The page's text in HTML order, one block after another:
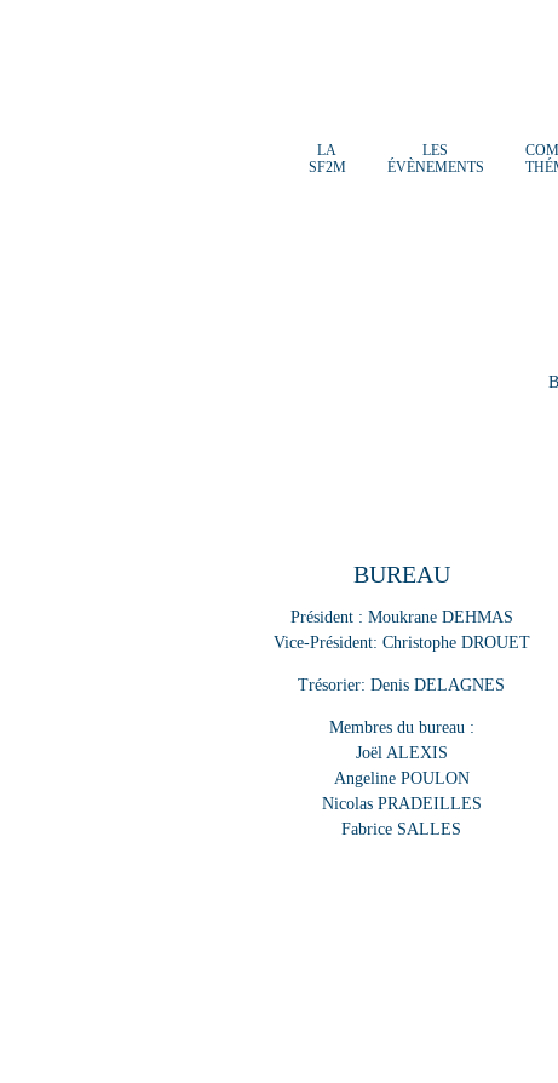
LA
SF2M
LES
ÉVÈNEMENTS
BUREAU
Président : Moukrane DEHMAS
Vice-Président: Christophe DROUET
Trésorier: Denis DELAGNES
Membres du bureau :
Joël ALEXIS
Angeline POULON
Nicolas PRADEILLES
Fabrice SALLES